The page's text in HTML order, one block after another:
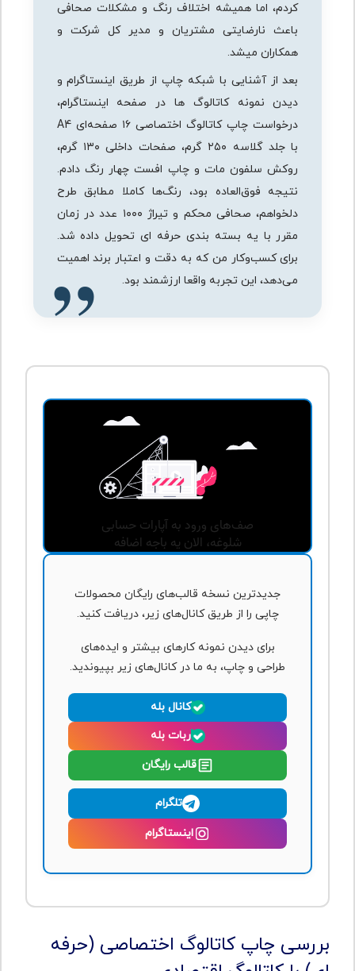
کردم، اما همیشه اختلاف رنگ و مشکلات صحافی
باعث نارضایتی مشتریان و مدیر کل شرکت و
همکاران میشد.
بعد از آشنایی با شبکه چاپ از طریق اینستاگرام و
دیدن نمونه کاتالوگ ها در صفحه اینستاگرام،
درخواست چاپ کاتالوگ اختصاصی ۱۶ صفحه‌ای A4
با جلد گلاسه ۲۵۰ گرم، صفحات داخلی ۱۳۰ گرم،
روکش سلفون مات و چاپ افست چهار رنگ دادم.
نتیجه فوق‌العاده بود، رنگ‌ها کاملا مطابق طرح
دلخواهم، صحافی محکم و تیراژ ۱۰۰۰ عدد در زمان
مقرر با یه بسته بندی حرفه ای تحویل داده شد.
برای کسب‌وکار من که به دقت و اعتبار برند اهمیت
می‌دهد، این تجربه واقعا ارزشمند بود.
جدیدترین نسخه قالب‌های رایگان محصولات
چاپی را از طریق کانال‌های زیر، دریافت کنید.
برای دیدن نمونه کارهای بیشتر و ایده‌های
طراحی و چاپ، به ما در کانال‌های زیر بپیوندید.
کانال بله
ربات بله
قالب رایگان
تلگرام
اینستاگرام
بررسی چاپ کاتالوگ اختصاصی (حرفه